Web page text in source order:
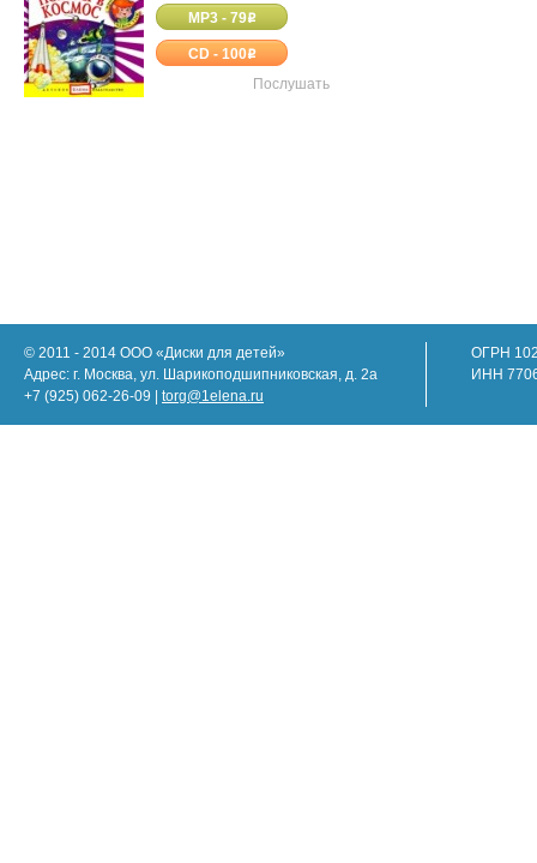
MP3 - 79o
CD - 100o
Послушать
© 2011 - 2014 ООО «Диски для детей»
Адрес: г. Москва, ул. Шарикоподшипниковская, д. 2а
+7 (925) 062-26-09 | torg@1elena.ru
ОГРН
ИНН